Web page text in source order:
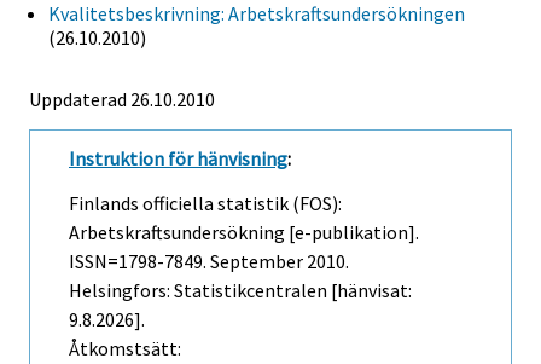
Kvalitetsbeskrivning: Arbetskraftsundersökningen
(26.10.2010)
Uppdaterad 26.10.2010
Instruktion för hänvisning:
Finlands officiella statistik (FOS):
Arbetskraftsundersökning [e-publikation].
ISSN=1798-7849. September 2010.
Helsingfors: Statistikcentralen [hänvisat:
9.8.2026].
Åtkomstsätt: